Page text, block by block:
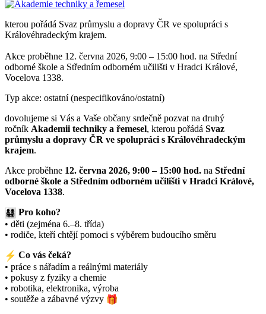
kterou pořádá Svaz průmyslu a dopravy ČR ve spolupráci s
Královéhradeckým krajem.
Akce proběhne 12. června 2026, 9:00 – 15:00 hod. na Střední
odborné škole a Středním odborném učilišti v Hradci Králové,
Vocelova 1338.
Typ akce: ostatní (nespecifikováno/ostatní)
dovolujeme si Vás a Vaše občany srdečně pozvat na druhý
ročník Akademii techniky a řemesel, kterou pořádá Svaz
průmyslu a dopravy ČR ve spolupráci s Královéhradeckým
krajem.
Akce proběhne 12. června 2026, 9:00 – 15:00 hod. na Střední
odborné škole a Středním odborném učilišti v Hradci Králové,
Vocelova 1338.
Pro koho?
• děti (zejména 6.–8. třída)
• rodiče, kteří chtějí pomoci s výběrem budoucího směru
Co vás čeká?
• práce s nářadím a reálnými materiály
• pokusy z fyziky a chemie
• robotika, elektronika, výroba
• soutěže a zábavné výzvy